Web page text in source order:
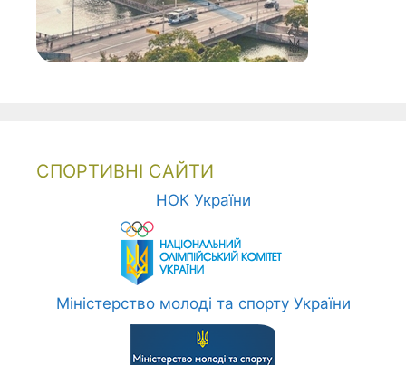
СПОРТИВНІ САЙТИ
НОК України
Міністерство молоді та спорту України